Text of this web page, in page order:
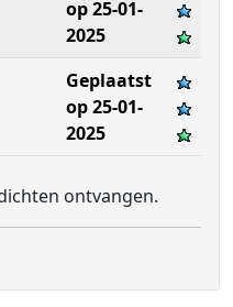
op 25-01-
2025
Geplaatst
op 25-01-
2025
ontvangen.